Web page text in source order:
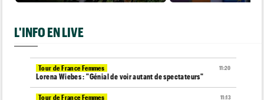
L'INFO EN LIVE
11:20
Tour de France Femmes
Lorena Wiebes : "Génial de voir autant de spectateurs"
11:13
Tour de France Femmes